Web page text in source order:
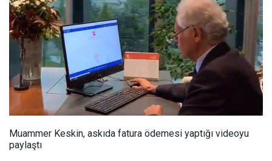
Muammer Keskin, askıda fatura ödemesi yaptığı videoyu
paylaştı